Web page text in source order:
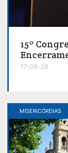
15º
17-06-26
MISERICÓRDIAS